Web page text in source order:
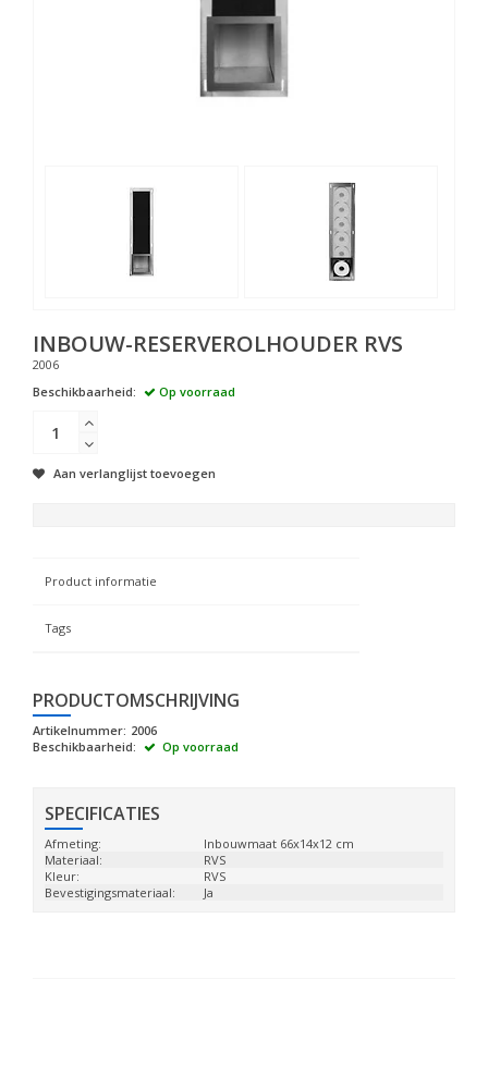
INBOUW-RESERVEROLHOUDER RVS
2006
Beschikbaarheid:
Op voorraad
Aan verlanglijst toevoegen
Product informatie
Tags
PRODUCTOMSCHRIJVING
Artikelnummer: 2006
Beschikbaarheid:
Op voorraad
SPECIFICATIES
Afmeting:
Inbouwmaat 66x14x12 cm
Materiaal:
RVS
Kleur:
RVS
Bevestigingsmateriaal:
Ja